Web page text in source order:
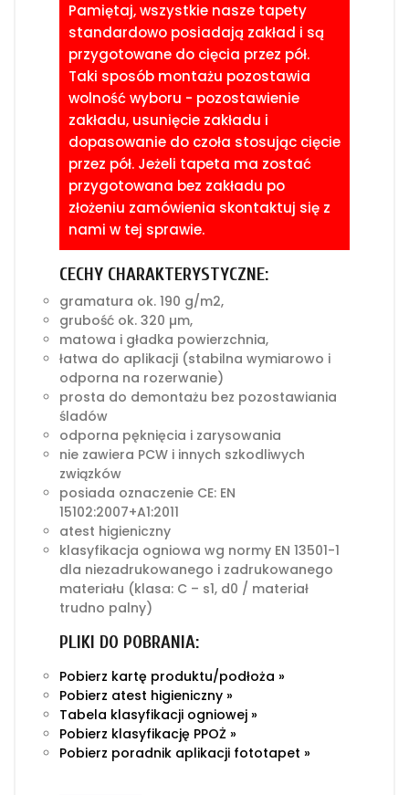
Pamiętaj, wszystkie nasze tapety
standardowo posiadają zakład i są
przygotowane do cięcia przez pół.
Taki sposób montażu pozostawia
wolność wyboru - pozostawienie
zakładu, usunięcie zakładu i
dopasowanie do czoła stosując cięcie
przez pół. Jeżeli tapeta ma zostać
przygotowana bez zakładu po
złożeniu zamówienia skontaktuj się z
nami w tej sprawie.
CECHY CHARAKTERYSTYCZNE:
gramatura ok. 190 g/m2,
grubość ok. 320 µm,
matowa i gładka powierzchnia,
łatwa do aplikacji (stabilna wymiarowo i
odporna na rozerwanie)
prosta do demontażu bez pozostawiania
śladów
odporna pęknięcia i zarysowania
nie zawiera PCW i innych szkodliwych
związków
posiada oznaczenie CE: EN
15102:2007+A1:2011
atest higieniczny
klasyfikacja ogniowa wg normy EN 13501-1
dla niezadrukowanego i zadrukowanego
materiału (klasa: C – s1, d0 / materiał
trudno palny)
PLIKI DO POBRANIA:
Pobierz kartę produktu/podłoża »
Pobierz atest higieniczny »
Tabela klasyfikacji ogniowej »
Pobierz klasyfikację PPOŻ »
Pobierz poradnik aplikacji fototapet »